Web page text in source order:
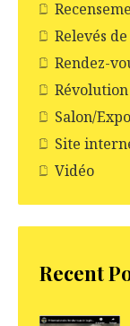
Relevés
Rendez-
Salon/
Site
Vidéo
Recent